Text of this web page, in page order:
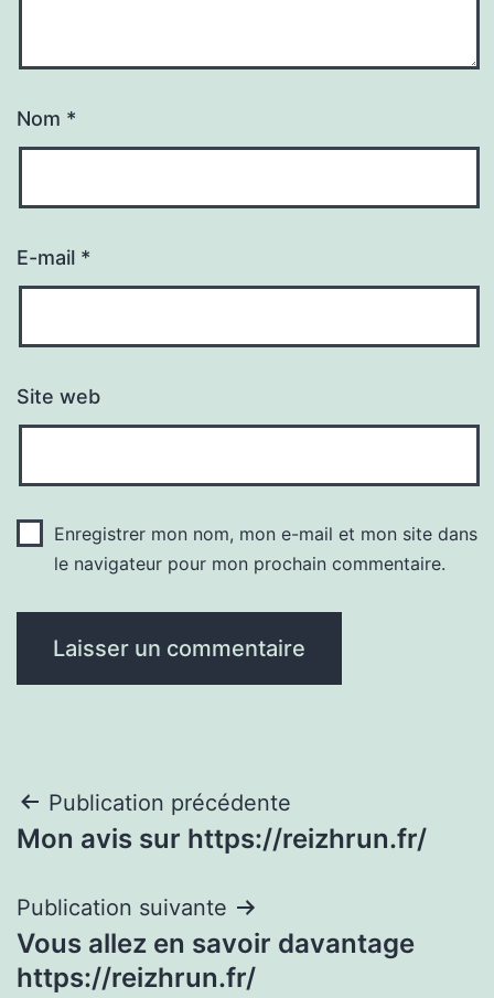
Nom *
E-mail *
Site web
Enregistrer mon nom, mon e-mail et mon site dans
le navigateur pour mon prochain commentaire.
Navigation
de
l’article
Publication précédente
Mon avis sur https://reizhrun.fr/
Publication suivante
Vous allez en savoir davantage
https://reizhrun.fr/